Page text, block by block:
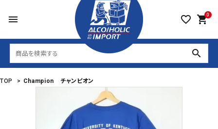
menu favorite_border 0
shopping_cart
search
TOP > Champion チャンピオン